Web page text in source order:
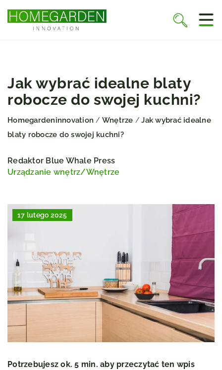
Jak wybrać idealne blaty
robocze do swojej kuchni?
Homegardeninnovation / Wnętrze /Jak wybrać idealne
blaty robocze do swojej kuchni?
Redaktor Blue Whale Press
Urządzanie wnętrz/Wnętrze
17 lutego 2025
Potrzebujesz ok. 5 min. aby przeczytać ten wpis